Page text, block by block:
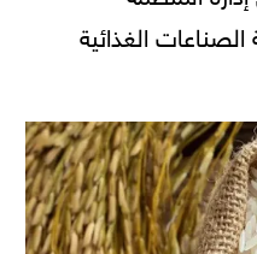
الغذائية